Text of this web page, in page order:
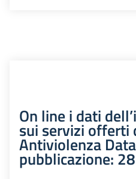
On line i dati
sui servizi offerti
Antiviolenza
pubblicazione: